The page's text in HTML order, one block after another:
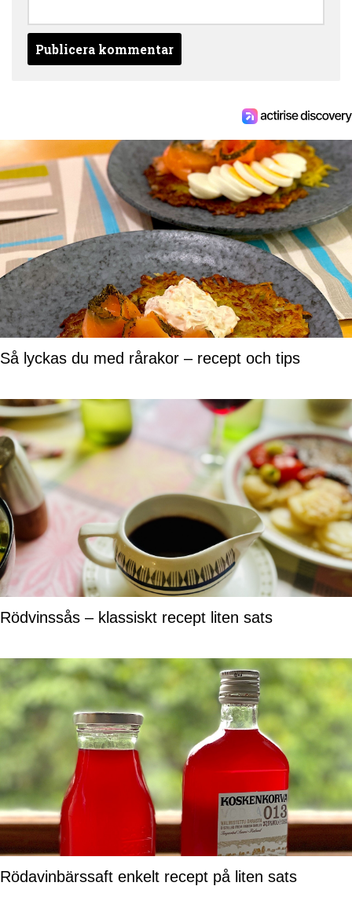
Så lyckas du med rårakor – recept och tips
Rödvinssås – klassiskt recept liten sats
Rödavinbärssaft enkelt recept på liten sats